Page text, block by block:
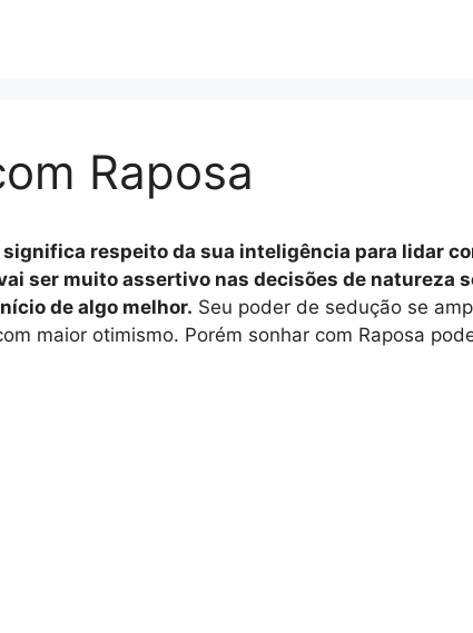
Raposa
significa respeito da sua inteligência para lidar
ser muito assertivo nas decisões de natureza
de algo melhor. Seu poder de sedução se
maior otimismo. Porém sonhar com Raposa